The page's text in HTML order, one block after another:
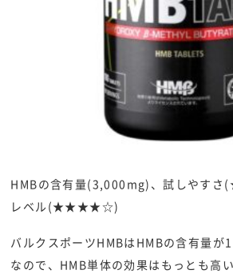
HMBの含有量(3,000mg)、試しやす
レベル(★★★★☆)
バルクスポーツHMBはHMBの含有量
なので、HMB単体の効果はもっとも高い